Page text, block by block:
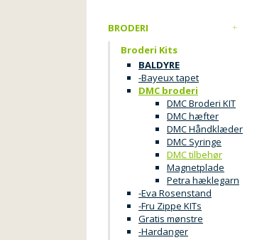
BRODERI
Broderi Kits
BALDYRE
-Bayeux tapet
DMC broderi
DMC Broderi KIT
DMC hæfter
DMC Håndklæder
DMC Syringe
DMC tilbehør
Magnetplade
Petra hæklegarn
-Eva Rosenstand
-Fru Zippe KITs
Gratis mønstre
-Hardanger